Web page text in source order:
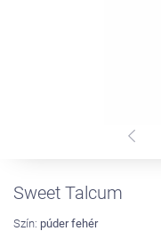
Sweet Talcum
Szín: púder fehér